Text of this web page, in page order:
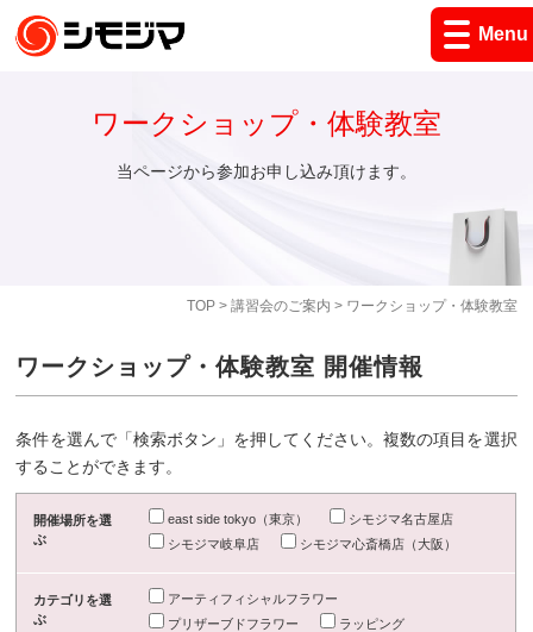
Menu
TOP> 講習会のご案内 > ワークショップ・体験教室
ワークショップ・体験教室
当ページから参加お申し込み頂けます。
ワークショップ・体験教室 開催情報
条件を選んで「検索ボタン」を押してください。複数の項目を選択
することができます。
開催場所を選
ぶ
east side tokyo（東京）
シモジマ名古屋店
シモジマ岐阜店
シモジマ心斎橋店（大阪）
カテゴリを選
ぶ
アーティフィシャルフラワー
プリザーブドフラワー
ラッピング